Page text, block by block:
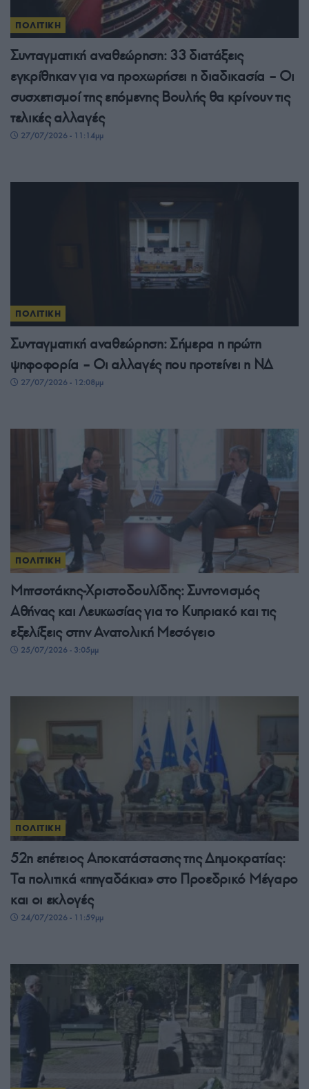
ΠΟΛΙΤΙΚΗ
Συνταγματική αναθεώρηση: 33 διατάξεις
εγκρίθηκαν για να προχωρήσει η διαδικασία – Οι
συσχετισμοί της επόμενης Βουλής θα κρίνουν τις
τελικές αλλαγές
27/07/2026 - 11:14μμ
ΠΟΛΙΤΙΚΗ
Συνταγματική αναθεώρηση: Σήμερα η πρώτη
ψηφοφορία – Οι αλλαγές που προτείνει η ΝΔ
27/07/2026 - 12:08μμ
ΠΟΛΙΤΙΚΗ
Μητσοτάκης-Χριστοδουλίδης: Συντονισμός
Αθήνας και Λευκωσίας για το Κυπριακό και τις
εξελίξεις στην Ανατολική Μεσόγειο
25/07/2026 - 3:05μμ
ΠΟΛΙΤΙΚΗ
52η επέτειος Αποκατάστασης της Δημοκρατίας:
Τα πολιτικά «πηγαδάκια» στο Προεδρικό Μέγαρο
και οι εκλογές
24/07/2026 - 11:59μμ